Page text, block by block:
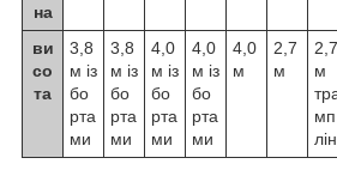
на
ви
со
та
3,8
м із
бо
рта
ми
3,8
м із
бо
рта
ми
4,0
м із
бо
рта
ми
4,0
м із
бо
рта
ми
4,0
м
2,7
м
2,7
м
мп
лін